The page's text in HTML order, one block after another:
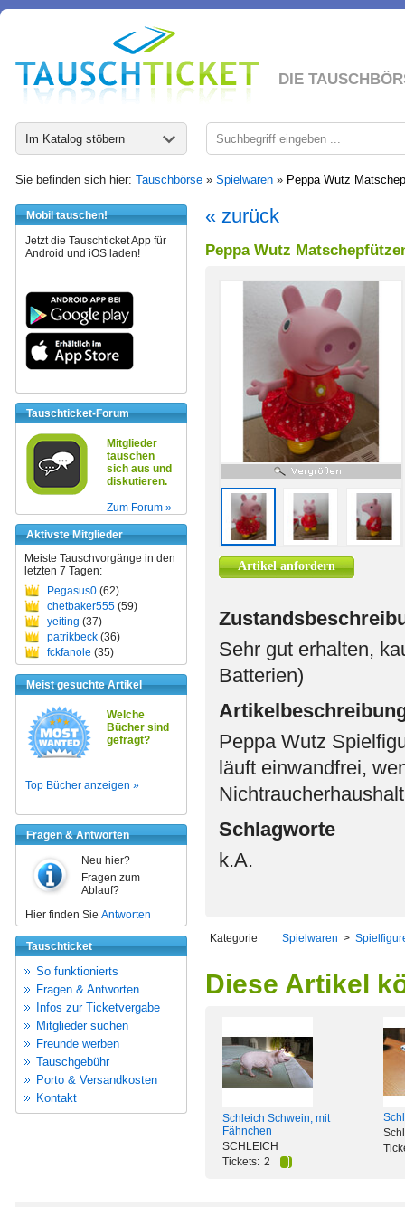
DIE
Im Katalog stöbern
Sie befinden sich hier: Tauschbörse » Spielwaren » Peppa Wutz
Mobil tauschen!
Jetzt die Tauschticket App für
Android und iOS laden!
Tauschticket-Forum
Mitglieder
tauschen
sich aus und
diskutieren.
Zum Forum »
Aktivste Mitglieder
Meiste Tauschvorgänge in den
letzten 7 Tagen:
Pegasus0 (62)
chetbaker555 (59)
yeiting (37)
patrikbeck (36)
fckfanole (35)
Meist gesuchte Artikel
Welche
Bücher sind
gefragt?
Top Bücher anzeigen »
Fragen & Antworten
Neu hier?
Fragen zum
Ablauf?
Hier finden Sie Antworten
Tauschticket
So funktionierts
Fragen & Antworten
Infos zur Ticketvergabe
Mitglieder suchen
Freunde werben
Tauschgebühr
Porto & Versandkosten
Kontakt
« zurück
Peppa Wutz
Artikel anfordern
Sehr gut erhalten,
Batterien)
Peppa Wutz
läuft einwandfrei,
Schlagworte
k.A.
Kategorie Spielwaren >
Diese Artikel
Schleich Schwein, mit
Fähnchen
SCHLEICH
Tickets: 2